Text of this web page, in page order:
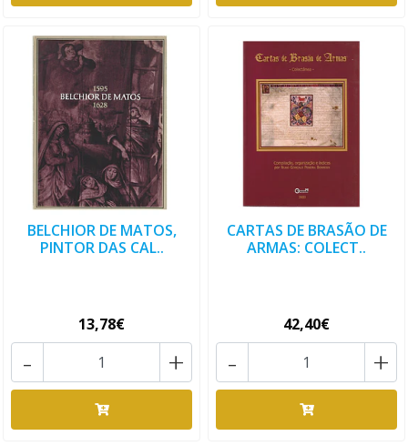
BELCHIOR DE MATOS,
PINTOR DAS CAL..
13,78€
+
-
CARTAS DE BRASÃO DE
ARMAS: COLECT..
42,40€
+
-